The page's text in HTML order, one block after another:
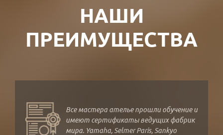
НАШИ
ПРЕИМУЩЕСТВА
Все мастера ателье прошли обучение и
имеют сертификаты ведущих фабрик
мира. Yamaha, Selmer Paris, Sankyo